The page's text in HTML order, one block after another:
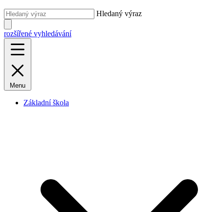
Hledaný výraz
rozšířené vyhledávání
Menu
Základní škola